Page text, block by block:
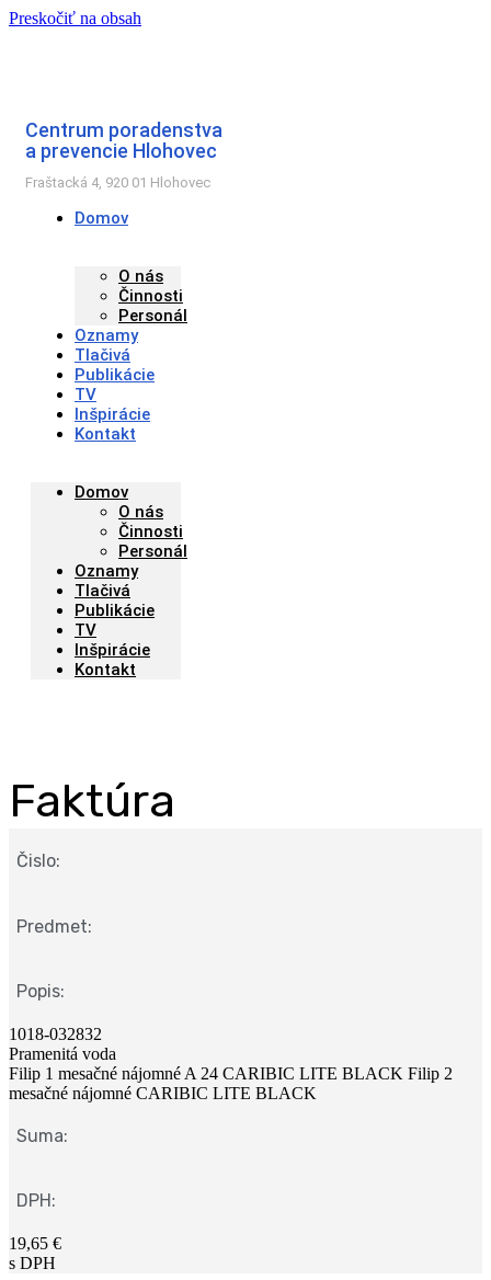
Preskočiť na obsah
Centrum poradenstva
a prevencie Hlohovec
Fraštacká 4, 920 01 Hlohovec
Domov
O nás
Činnosti
Personál
Oznamy
Tlačivá
Publikácie
TV
Inšpirácie
Kontakt
Domov
O nás
Činnosti
Personál
Oznamy
Tlačivá
Publikácie
TV
Inšpirácie
Kontakt
Faktúra
Čislo:
Predmet:
Popis:
1018-032832
Pramenitá voda
Filip 1 mesačné nájomné A 24 CARIBIC LITE BLACK Filip 2
mesačné nájomné CARIBIC LITE BLACK
Suma:
DPH:
19,65 €
s DPH